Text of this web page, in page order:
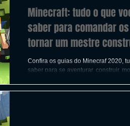
Minecraft: tudo o que
saber para comandar os
tornar um mestre
Confira os guias do Minecraf 2020,
saber para se aventurar, construir,